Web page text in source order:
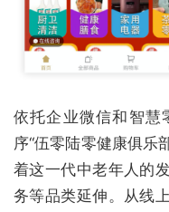
依托企业微信和智慧
序“伍零陆零健康俱乐
着这一代中老年人的
务等品类延伸。从线